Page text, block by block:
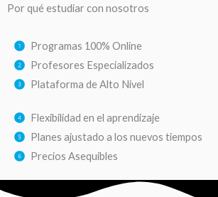
Por qué estudiar con nosotros
Programas 100% Online
Profesores Especializados
Plataforma de Alto Nivel
Flexibilidad en el aprendizaje
Planes ajustado a los nuevos tiempos
Precios Asequibles